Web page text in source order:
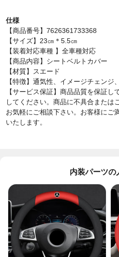
仕様
【商品番号】7626361733368
【サイズ】23㎝＊5.5㎝
【装着対応車種 】全車種対応
【商品内容】シートベルトカバー
【材質】スエード
【特徴】通気性、イメージチェンジ
【サービス保証】商品品質を保証し
してください。商品に不具合または
お気軽にご相談下さい。お客様にご
いたします。
内装パーツの